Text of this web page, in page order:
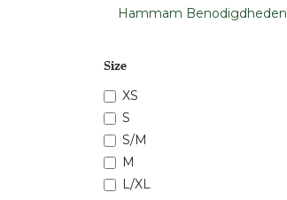
Hammam Benodigdheden
Size
XS
S
S/M
M
L/XL